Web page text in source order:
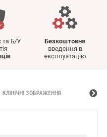
та Б/У
Безкоштовне
введення в
експлуатацію
КЛІНІЧНІ ЗОБРАЖЕННЯ